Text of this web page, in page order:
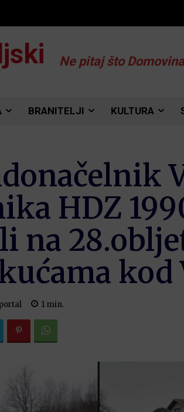
Ne pitaj što
BRANITELJI KULTURA
HDZ
na
kod
1 min.